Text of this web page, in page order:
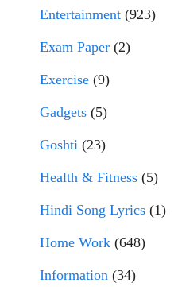
Entertainment (923)
Exam Paper (2)
Exercise (9)
Gadgets (5)
Goshti (23)
Health & Fitness (5)
Hindi Song Lyrics (1)
Home Work (648)
Information (34)